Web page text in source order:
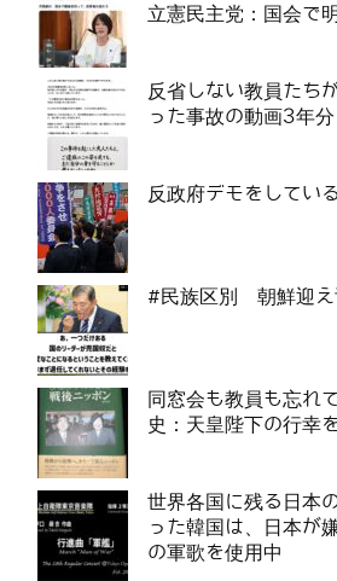
立憲民主党：国会で
反省しない教員たち
った事故の動画3年分
反政府デモをしてい
#民族区別 朝鮮迎え
同窓会も教員も忘れ
史：天皇陛下の行幸
世界各国に残る日本
った韓国は、日本が
の軍歌を使用中